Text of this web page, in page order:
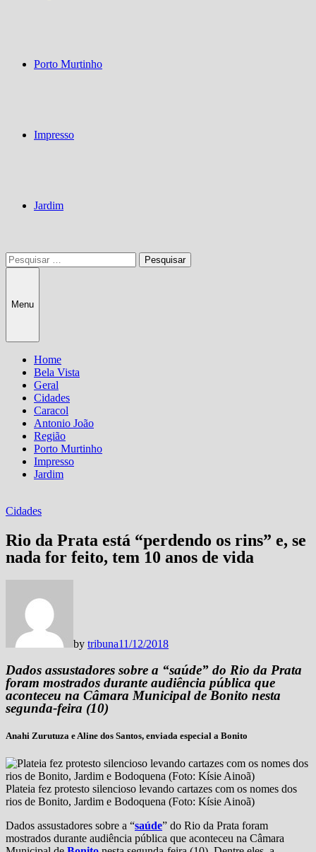
Porto Murtinho
Impresso
Jardim
Pesquisar
por:
Menu
Home
Bela Vista
Geral
Cidades
Caracol
Antonio João
Região
Porto Murtinho
Impresso
Jardim
Cidades
Rio da Prata está “perdendo os rins” e, se
nada for feito, tem 10 anos de vida
by tribuna11/12/2018
Dados assustadores sobre a “saúde” do Rio da Prata
foram mostrados durante audiência pública que
aconteceu na Câmara Municipal de Bonito nesta
segunda-feira (10)
Anahi Zurutuza e Aline dos Santos, enviada especial a Bonito
Plateia fez protesto silencioso levando cartazes com os nomes dos
rios de Bonito, Jardim e Bodoquena (Foto: Kísie Ainoã)
Dados assustadores sobre a “saúde” do Rio da Prata foram
mostrados durante audiência pública que aconteceu na Câmara